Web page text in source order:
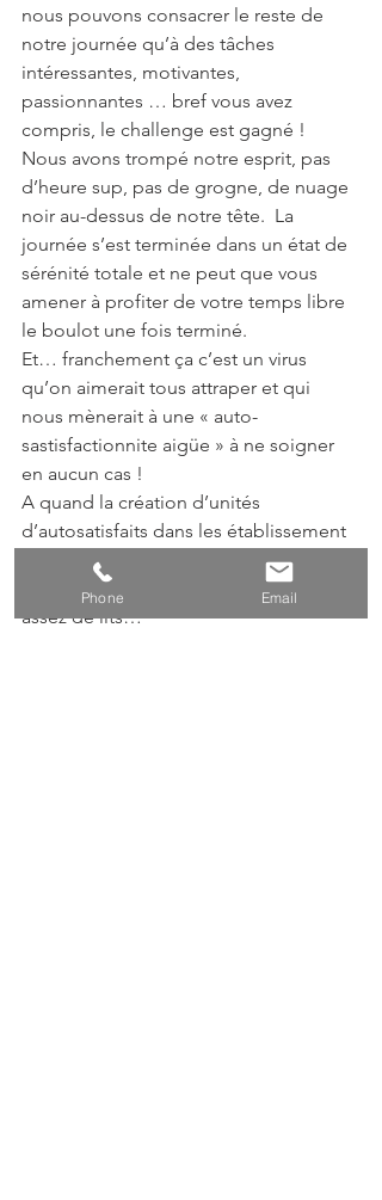
nous pouvons consacrer le reste de
notre journée qu’à des tâches
intéressantes, motivantes,
passionnantes … bref vous avez
compris, le challenge est gagné !
Nous avons trompé notre esprit, pas
d’heure sup, pas de grogne, de nuage
noir au-dessus de notre tête.  La
journée s’est terminée dans un état de
sérénité totale et ne peut que vous
amener à profiter de votre temps libre
le boulot une fois terminé.
Et… franchement ça c’est un virus
qu’on aimerait tous attraper et qui
nous mènerait à une « auto-
sastisfactionnite aigüe » à ne soigner
en aucun cas !
A quand la création d’unités
d’autosatisfaits dans les établissement
de soins de santé ? Nous avons
comme dans l’idée qu’il n’y aura pas
assez de lits…
Phone Email